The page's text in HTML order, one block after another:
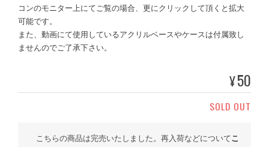
コンのモニター上にてご覧の場合、更にクリックして頂くと拡大
可能です。
また、動画にて使用しているアクリルベースやケースは付属致し
ませんのでご了承下さい。
¥50
SOLD OUT
こちらの商品は完売いたしました。再入荷などについてこ